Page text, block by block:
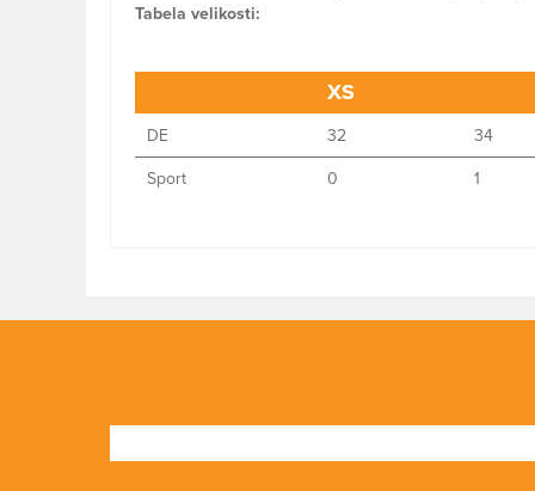
Tabela velikosti:
XS
DE 32 34
Sport 0 1